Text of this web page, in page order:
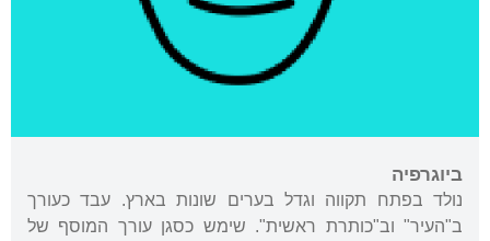
ביוגרפיה
נולד בפתח תקווה וגדל בערים שונות בארץ. עבד כעורך
ב"העיר" וב"כותרת ראשית". שימש כסגן עורך המוסף של